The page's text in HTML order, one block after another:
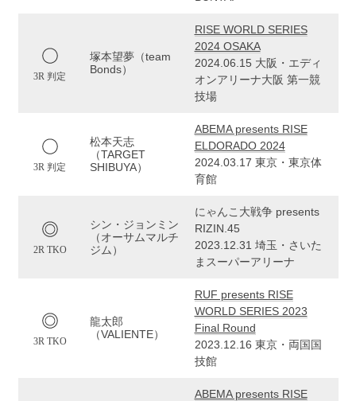
3R 判定
塚本望夢（team
Bonds）
RISE WORLD SERIES
2024 OSAKA
2024.06.15 大阪・エディ
オンアリーナ大阪 第一競
技場
3R 判定
松本天志
（TARGET
SHIBUYA）
ABEMA presents RISE
ELDORADO 2024
2024.03.17 東京・東京体
育館
2R TKO
シン・ジョンミン
（オーサムマルチ
ジム）
にゃんこ大戦争 presents
RIZIN.45
2023.12.31 埼玉・さいた
まスーパーアリーナ
3R TKO
龍太郎
（VALIENTE）
RUF presents RISE
WORLD SERIES 2023
Final Round
2023.12.16 東京・両国国
技館
ABEMA presents RISE